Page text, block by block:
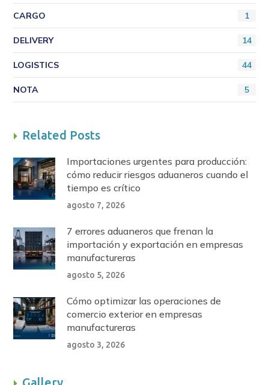
CARGO 1
DELIVERY 14
LOGISTICS 44
NOTA 5
Related Posts
Importaciones urgentes para producción:
cómo reducir riesgos aduaneros cuando el
tiempo es crítico
agosto 7, 2026
7 errores aduaneros que frenan la
importación y exportación en empresas
manufactureras
agosto 5, 2026
Cómo optimizar las operaciones de
comercio exterior en empresas
manufactureras
agosto 3, 2026